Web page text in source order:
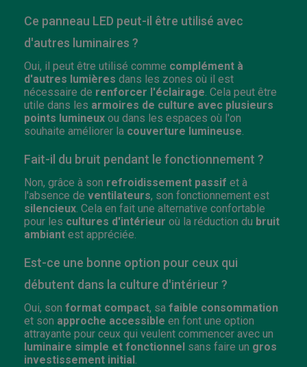
Ce panneau LED peut-il être utilisé avec
d'autres luminaires ?
Oui, il peut être utilisé comme complément à
d'autres lumières dans les zones où il est
nécessaire de renforcer l'éclairage . Cela peut être
utile dans les armoires de culture avec plusieurs
points lumineux ou dans les espaces où l'on
souhaite améliorer la couverture lumineuse
Fait-il du bruit pendant le fonctionnement ?
Non, grâce à son refroidissement passif et à
l'absence de ventilateurs, son fonctionnement est
silencieux . Cela en fait une alternative confortable
pour les cultures d'intérieur où la réduction du bruit
ambiant est appréciée.
Est-ce une bonne option pour ceux qui
débutent dans la culture d'intérieur ?
Oui, son format compact, sa faible consommation
et son approche accessible en font une option
attrayante pour ceux qui veulent commencer avec un
luminaire simple et fonctionnel sans faire un gros
investissement initial